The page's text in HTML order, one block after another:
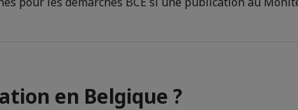
en Belgique ?